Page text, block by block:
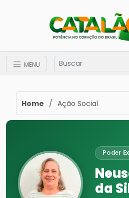
MENU
Home / Ação Social
Poder
da